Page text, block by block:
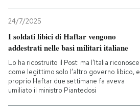
24/7/2025
I soldati libici di Haftar vengono
addestrati nelle basi militari italiane
Lo ha ricostruito il Post: ma l’Italia riconosce
come legittimo solo l’altro governo libico, e
proprio Haftar due settimane fa aveva
umiliato il ministro Piantedosi